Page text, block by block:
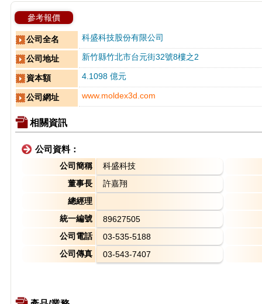
參考報價
公司全名 科盛科技股份有限公司
公司地址 新竹縣竹北市台元街32號8樓之2
資本額 4.1098 億元
公司網址 www.moldex3d.com
相關資訊
公司資料：
公司簡稱
科盛科技
董事長
許嘉翔
總經理
統一編號
89627505
公司電話
03-535-5188
公司傳真
03-543-7407